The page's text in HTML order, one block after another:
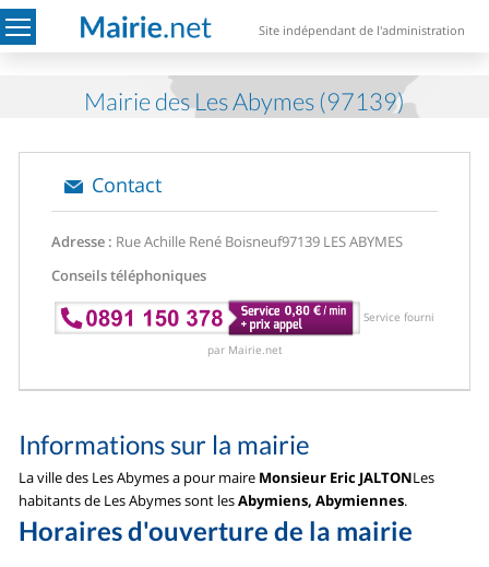
Site indépendant de l'administration
Mairie des Les Abymes (97139)
Contact
Adresse : Rue Achille René Boisneuf97139 LES ABYMES
Conseils téléphoniques
Service fourni
par Mairie.net
Informations sur la mairie
La ville des Les Abymes a pour maire Monsieur Eric JALTONLes
habitants de Les Abymes sont lesAbymiens, Abymiennes.
Horaires d'ouverture de la mairie